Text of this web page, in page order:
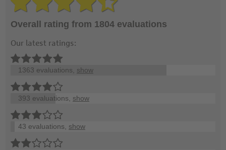
Overall rating from 1804 evaluations
Our latest ratings:
1363 evaluations, show
393 evaluations, show
43 evaluations, show